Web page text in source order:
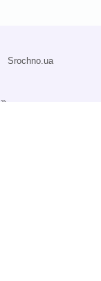
Srochno.ua
»